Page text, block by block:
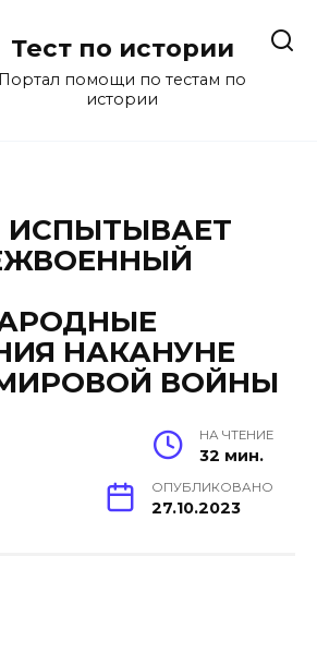
Тест по истории
Портал помощи по тестам по
истории
ИСПЫТЫВАЕТ
НАКАНУНЕ
ВОЙНЫ
НА ЧТЕНИЕ
32 мин.
ОПУБЛИКОВАНО
27.10.2023